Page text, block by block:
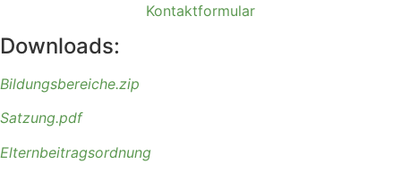
Kontaktformular
Downloads:
Bildungsbereiche.zip
Satzung.pdf
Elternbeitragsordnung